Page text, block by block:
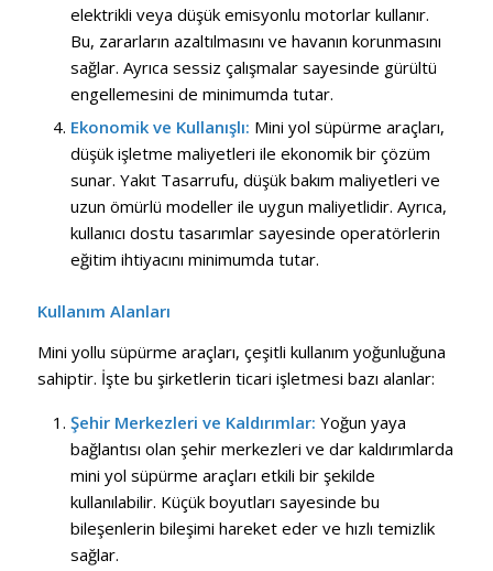
elektrikli veya düşük emisyonlu motorlar kullanır.
Bu, zararların azaltılmasını ve havanın korunmasını
sağlar. Ayrıca sessiz çalışmalar sayesinde gürültü
engellemesini de minimumda tutar.
Ekonomik ve Kullanışlı: Mini yol süpürme araçları,
düşük işletme maliyetleri ile ekonomik bir çözüm
sunar. Yakıt Tasarrufu, düşük bakım maliyetleri ve
uzun ömürlü modeller ile uygun maliyetlidir. Ayrıca,
kullanıcı dostu tasarımlar sayesinde operatörlerin
eğitim ihtiyacını minimumda tutar.
Kullanım Alanları
Mini yollu süpürme araçları, çeşitli kullanım yoğunluğuna
sahiptir. İşte bu şirketlerin ticari işletmesi bazı alanlar:
Şehir Merkezleri ve Kaldırımlar: Yoğun yaya
bağlantısı olan şehir merkezleri ve dar kaldırımlarda
mini yol süpürme araçları etkili bir şekilde
kullanılabilir. Küçük boyutları sayesinde bu
bileşenlerin bileşimi hareket eder ve hızlı temizlik
sağlar.